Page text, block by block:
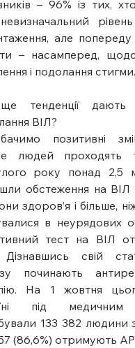
– 96% із тих,
але
– насамперед,
і подолання стигми.
тенденції
ВІЛ?
позитивні
людей проходять
року понад 2,5
обстеження на ВІЛ
здоров’я і більше,
в неурядових
тест на ВІЛ
свій
починають
На 1 жовтня
під медичним
133 382 людини
(86,6%) отримують